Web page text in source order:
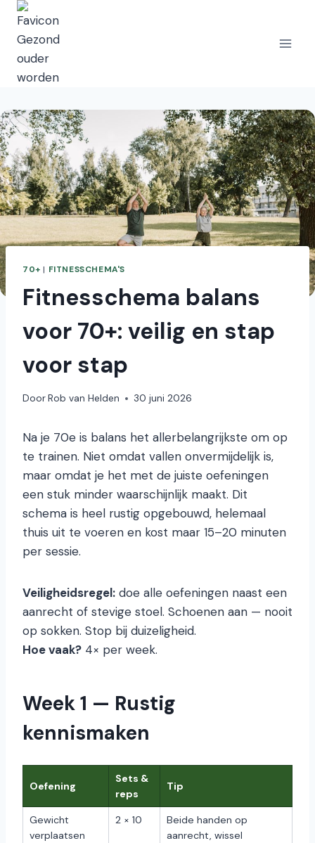
Doorgaan
naar
inhoud
70+ | FITNESSCHEMA'S
Fitnesschema balans
voor 70+: veilig en stap
voor stap
DoorRob van Helden 30 juni 2026
Na je 70e is balans het allerbelangrijkste om op
te trainen. Niet omdat vallen onvermijdelijk is,
maar omdat je het met de juiste oefeningen
een stuk minder waarschijnlijk maakt. Dit
schema is heel rustig opgebouwd, helemaal
thuis uit te voeren en kost maar 15–20 minuten
per sessie.
Veiligheidsregel: doe alle oefeningen naast een
aanrecht of stevige stoel. Schoenen aan — nooit
op sokken. Stop bij duizeligheid.
Hoe vaak? 4× per week.
Week 1 — Rustig
kennismaken
Oefening
Sets &
reps
Tip
Gewicht
verplaatsen
2 × 10
Beide handen op
aanrecht, wissel